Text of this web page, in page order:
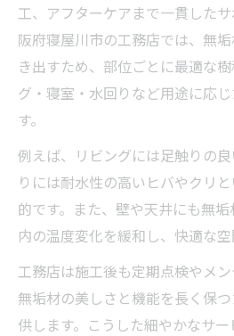
工、アフターケアまで一貫した
阪府寝屋川市の工務店では、無
き出すため、部位ごとに最適な
グ・寝室・水回りなど用途に応
す。
例えば、リビングには足触りの
りには耐水性の高いヒバやクリ
的です。また、壁や天井にも無
内の温度変化を緩和し、快適な空
工務店は施工後も定期点検やメン
無垢材の美しさと機能を長く保
供します。こうした細やかなサ